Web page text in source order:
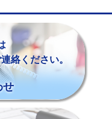
絡ください。
せ